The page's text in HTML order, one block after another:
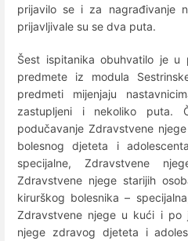
prijavilo se i za nagrađivanje
prijavljivale su se dva puta.
Šest ispitanika obuhvatilo je u
predmete iz modula
predmeti mijenjaju
zastupljeni i nekoliko puta.
podučavanje Zdravstvene
bolesnog djeteta i
specijalne, Zdravstvene
Zdravstvene njege starijih
kirurškog bolesnika –
Zdravstvene njege u kući i po
njege zdravog djeteta i